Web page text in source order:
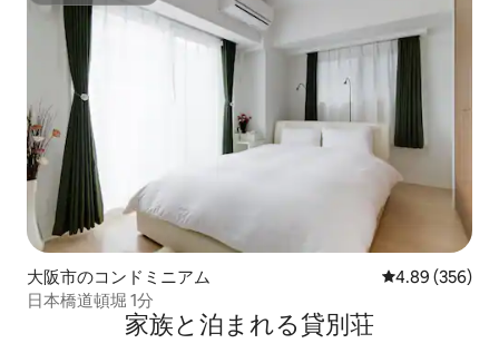
大阪市のコンドミニアム レビュー356
4.89 (356)
日本橋道頓堀 1分
家族と泊まれる貸別荘